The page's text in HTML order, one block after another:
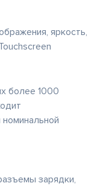
яркость,
более 1000
зарядки,